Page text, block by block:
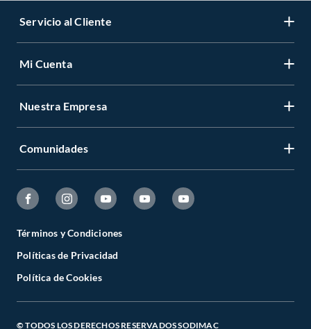
Servicio al Cliente
Mi Cuenta
Nuestra Empresa
Comunidades
Términos y Condiciones
Políticas de Privacidad
Política de Cookies
© TODOS LOS DERECHOS RESERVADOS SODIMAC